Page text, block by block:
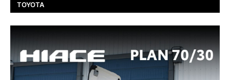
TOYOTA